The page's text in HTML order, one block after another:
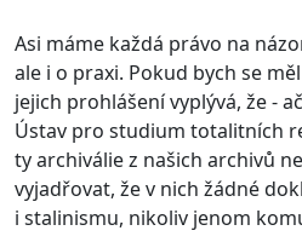
Asi máme každá právo na
ale i o praxi. Pokud bych se
jejich prohlášení vyplývá, že -
Ústav pro studium totalitních
ty archiválie z našich archivů
vyjadřovat, že v nich žádné
i stalinismu, nikoliv jenom